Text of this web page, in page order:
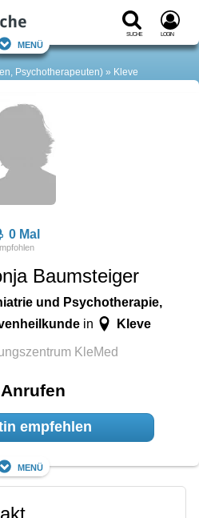
Suche Login
Menü
Psychotherapeuten) Kleve
0 Mal
Baumsteiger
und Psychotherapie,
in Kleve
KleMed
Anrufen
empfehlen
Menü